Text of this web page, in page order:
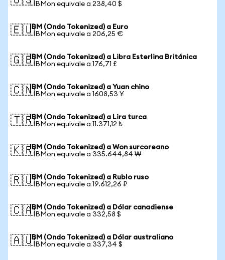
1 IBMon equivale a 238,40 $
🇪🇺IBM (Ondo Tokenized) a Euro
1 IBMon equivale a 206,25 €
🇬🇧IBM (Ondo Tokenized) a Libra Esterlina Británica
1 IBMon equivale a 176,71 £
🇨🇳IBM (Ondo Tokenized) a Yuan chino
1 IBMon equivale a 1608,53 ¥
🇹🇷IBM (Ondo Tokenized) a Lira turca
1 IBMon equivale a 11.371,12 ₺
🇰🇷IBM (Ondo Tokenized) a Won surcoreano
1 IBMon equivale a 335.644,84 ₩
🇷🇺IBM (Ondo Tokenized) a Rublo ruso
1 IBMon equivale a 19.612,26 ₽
🇨🇦IBM (Ondo Tokenized) a Dólar canadiense
1 IBMon equivale a 332,58 $
🇦🇺IBM (Ondo Tokenized) a Dólar australiano
1 IBMon equivale a 337,34 $